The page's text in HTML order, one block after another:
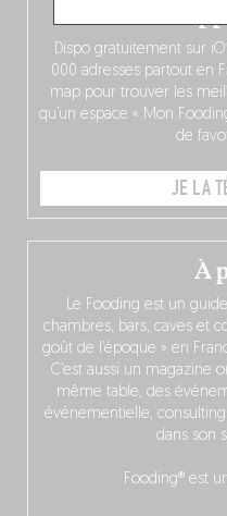
À
Le Fooding est un
chambres, bars, caves et
goût de l’époque » en
C’est aussi un magazine
même table, des
événementielle,
dans son
Fooding® est
Dispo gratuitement sur
000 adresses partout en
map pour trouver les
qu’un espace « Mon
de
JE LA